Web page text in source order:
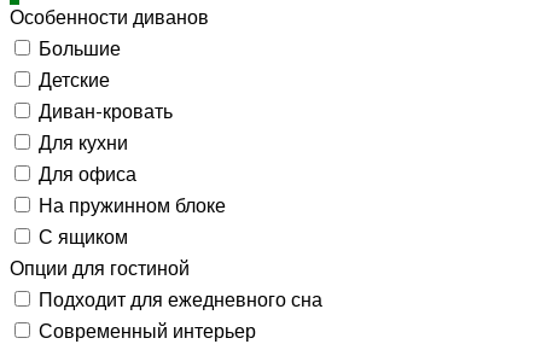
Особенности диванов
Большие
Детские
Диван-кровать
Для кухни
Для офиса
На пружинном блоке
С ящиком
Опции для гостиной
Подходит для ежедневного сна
Современный интерьер